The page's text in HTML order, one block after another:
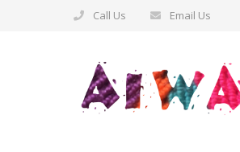
Call Us Email Us